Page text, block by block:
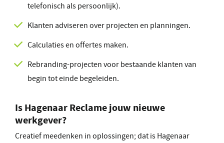
telefonisch als persoonlijk).
Klanten adviseren over projecten en planningen.
Calculaties en offertes maken.
Rebranding-projecten voor bestaande klanten van
begin tot einde begeleiden.
Is Hagenaar Reclame jouw nieuwe
werkgever?
Creatief meedenken in oplossingen; dat is Hagenaar